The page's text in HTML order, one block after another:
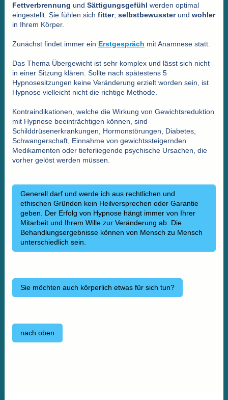
Fettverbrennung und Sättigungsgefühl werden optimal
eingestellt. Sie fühlen sich fitter, selbstbewussterund wohler
in Ihrem Körper.
Zunächst findet immer ein Erstgespräch mit Anamnese statt.
Das Thema Übergewicht ist sehr komplex und lässt sich nicht
in einer Sitzung klären. Sollte nach spätestens 5
Hypnosesitzungen keine Veränderung erzielt worden sein, ist
Hypnose vielleicht nicht die richtige Methode.
Kontraindikationen, welche die Wirkung von Gewichtsreduktion
mit Hypnose beeinträchtigen können, sind
Schilddrüsenerkrankungen, Hormonstörungen, Diabetes,
Schwangerschaft, Einnahme von gewichtssteigernden
Medikamenten oder tieferliegende psychische Ursachen, die
vorher gelöst werden müssen.
Generell darf und werde ich aus rechtlichen und
ethischen Gründen kein Heilversprechen oder Garantie
geben. Der Erfolg von Hypnose hängt immer von Ihrer
Mitarbeit und Ihrem Wille zur Veränderung ab. Die
Behandlungsergebnisse können von Mensch zu Mensch
unterschiedlich sein.
Sie möchten auch körperlich etwas für sich tun?
nach oben